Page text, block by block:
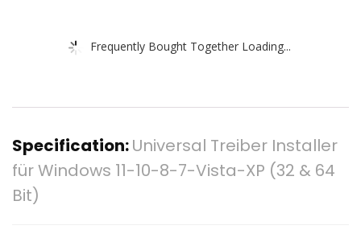
Frequently Bought Together Loading...
Specification:Universal Treiber Installer
für Windows 11-10-8-7-Vista-XP (32 & 64
Bit)